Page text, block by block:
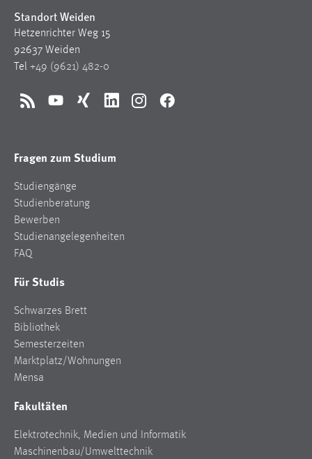
Standort Weiden
Hetzenrichter Weg 15
92637 Weiden
Tel +49 (9621) 482-0
RSS YouTubeXing LinkedInInstagramFacebook
Fragen zum Studium
Studiengänge
Studienberatung
Bewerben
Studienangelegenheiten
FAQ
Für Studis
Schwarzes Brett
Bibliothek
Semesterzeiten
Marktplatz/Wohnungen
Mensa
Fakultäten
Elektrotechnik, Medien und Informatik
Maschinenbau/Umwelttechnik